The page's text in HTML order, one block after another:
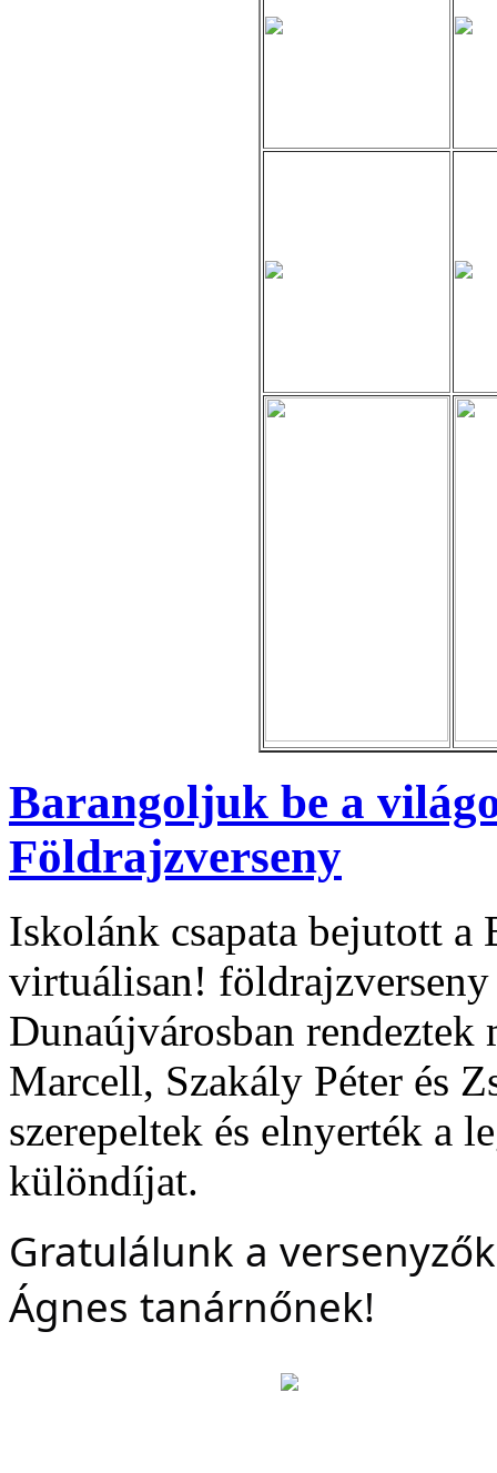
Barangoljuk be a
Földrajzverseny
Iskolánk csapata bejutott
virtuálisan!
Dunaújvárosban
Marcell, Szakály Péter és
szerepeltek és elnyerték a
különdíjat.
Gratulálunk a
Ágnes tanárnőnek!